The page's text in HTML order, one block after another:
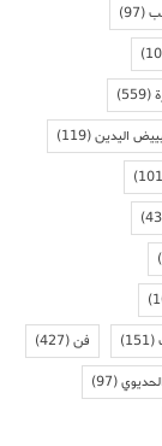
(97)
(559)
اليدين(119)
(151) فن(427)
(97)